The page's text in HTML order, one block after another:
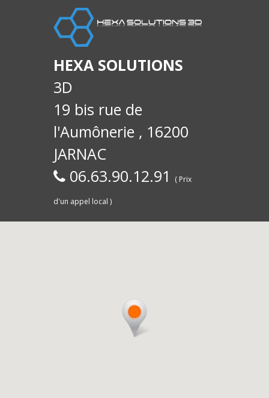
Commerce,
Saintes
HEXA SOLUTIONS
3D
19 bis rue de
l'Aumônerie , 16200
JARNAC
06.63.90.12.91
( Prix
d'un appel local )